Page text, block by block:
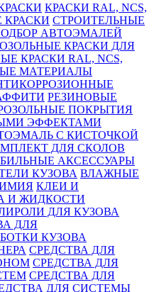
КРАСКИ RAL, NCS,
СТРОИТЕЛЬНЫЕ
АВТОЭМАЛЕЙ
КРАСКИ ДЛЯ
КРАСКИ RAL, NCS,
МАТЕРИАЛЫ
РЕЗИНОВЫЕ
ПОКРЫТИЯ
ЭФФЕКТАМИ
С КИСТОЧКОЙ
ДЛЯ СКОЛОВ
АКСЕССУАРЫ
КУЗОВА ВЛАЖНЫЕ
КЛЕИ И
И ЖИДКОСТИ
ДЛЯ КУЗОВА
ДЛЯ
КУЗОВА
СРЕДСТВА ДЛЯ
СРЕДСТВА ДЛЯ
СРЕДСТВА ДЛЯ
ДЛЯ СИСТЕМЫ